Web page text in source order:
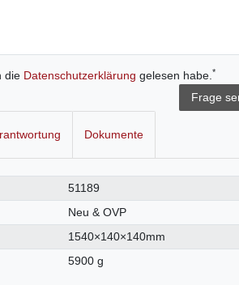
die Daten­schutz­erklärung gelesen habe. *
Frage
Dokumente
51189
Neu & OVP
1540×140×140mm
5900 g